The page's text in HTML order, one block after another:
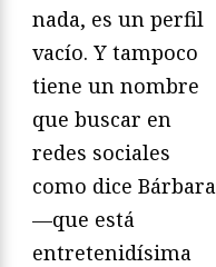
nada, es un perfil
vacío. Y tampoco
tiene un nombre
que buscar en
redes sociales
como dice Bárbara
—que está
entretenidísima